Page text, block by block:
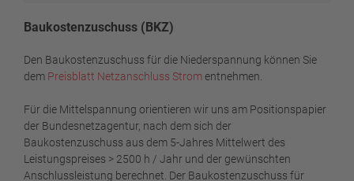
Baukostenzuschuss (BKZ)
Den Baukostenzuschuss für die Niederspannung können Sie
dem Preisblatt Netzanschluss Stromentnehmen.
Für die Mittelspannung orientieren wir uns am Positionspapier
der Bundesnetzagentur, nach dem sich der
Baukostenzuschuss aus dem 5-Jahres Mittelwert des
Leistungspreises > 2500 h / Jahr und der gewünschten
Anschlussleistung berechnet. Der Baukostenzuschuss für